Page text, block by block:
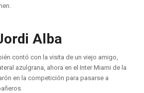
Alba
contó con la visita de un viejo amigo,
azulgrana, ahora en el Inter Miami de la
en la competición para pasarse a